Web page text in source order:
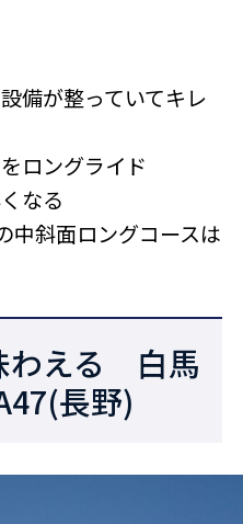
備が整っていてキレ
ロングライド
なる
中斜面ロングコースは
わえる 白馬
長野)